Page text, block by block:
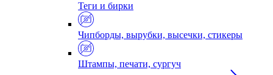
Теги и бирки
Чипборды, вырубки, высечки, стикеры
Штампы, печати, сургуч